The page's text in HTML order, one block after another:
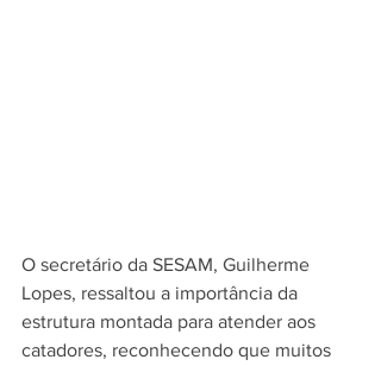
O secretário da SESAM, Guilherme
Lopes, ressaltou a importância da
estrutura montada para atender aos
catadores, reconhecendo que muitos